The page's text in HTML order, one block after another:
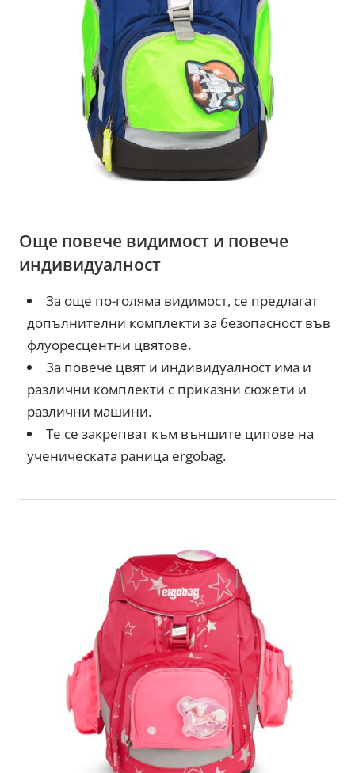
Още повече видимост и повече
индивидуалност
За още по-голяма видимост, се предлагат
допълнителни комплекти за безопасност във
флуоресцентни цвятове.
За повече цвят и индивидуалност има и
различни комплекти с приказни сюжети и
различни машини.
Те се закрепват към външите ципове на
ученическата раница ergobag.